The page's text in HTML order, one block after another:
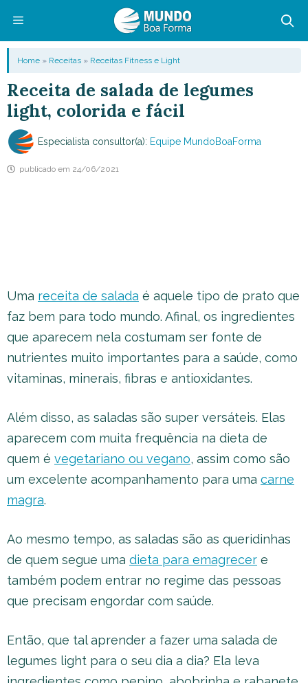
conteúdo
Menu
Home » Receitas » Receitas Fitness e Light
Receita de salada de legumes
light, colorida e fácil
Especialista consultor(a): Equipe MundoBoaForma
publicado em 24/06/2021
Uma receita de salada é aquele tipo de prato que
faz bem para todo mundo. Afinal, os ingredientes
que aparecem nela costumam ser fonte de
nutrientes muito importantes para a saúde, como
vitaminas, minerais, fibras e antioxidantes.
Além disso, as saladas são super versáteis. Elas
aparecem com muita frequência na dieta de
quem é vegetariano ou vegano, assim como são
um excelente acompanhamento para uma carne
magra.
Ao mesmo tempo, as saladas são as queridinhas
de quem segue uma dieta para emagrecer e
também podem entrar no regime das pessoas
que precisam engordar com saúde.
Então, que tal aprender a fazer uma salada de
legumes light para o seu dia a dia? Ela leva